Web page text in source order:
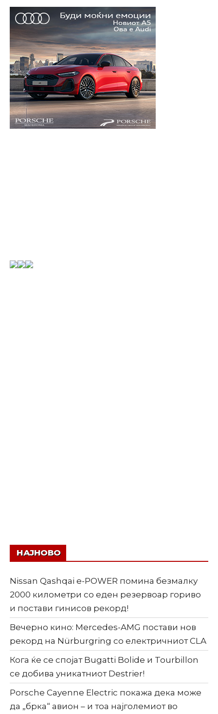
НАЈНОВО
Nissan Qashqai e-POWER помина безмалку
2000 километри со еден резервоар гориво
и постави гинисов рекорд!
Вечерно кино: Mercedes-AMG постави нов
рекорд на Nürburgring со електричниот CLA
Кога ќе се спојат Bugatti Bolide и Tourbillon
се добива уникатниот Destrier!
Porsche Cayenne Electric покажа дека може
да „брка“ авион – и тоа најголемиот во